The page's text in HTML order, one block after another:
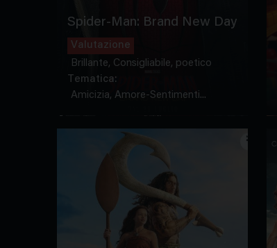
Spider-Man: Brand New Day
Valutazione
Brillante, Consigliabile, poetico
Tematica:
Amicizia, Amore-Sentimenti...